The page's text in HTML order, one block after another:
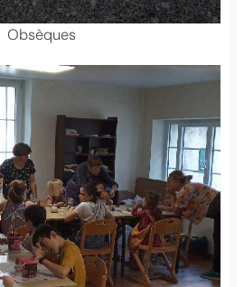
Obsèques